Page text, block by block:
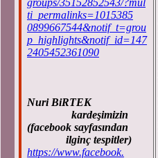
groups/35152852543/?mul
ti_permalinks=1015385
0899667544&notif_t=grou
p_highlights&notif_id=147
2405452361090
Nuri BiRTEK
kardeşimizin
(facebook sayfasından
ilginç tespitler)
https://www.facebook.